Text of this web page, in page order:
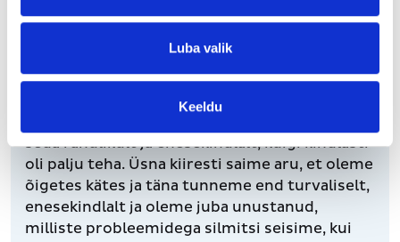
Luba valik
Keeldu
Numeri professionaalne meeskond võttis üle
meie raamatupidamise ettevõtte 30-aastase
seda rahulikult ja enesekindlalt, kuigi kindlasti
oli palju teha. Üsna kiiresti saime aru, et oleme
õigetes kätes ja täna tunneme end turvaliselt,
enesekindlalt ja oleme juba unustanud,
milliste probleemidega silmitsi seisime, kui